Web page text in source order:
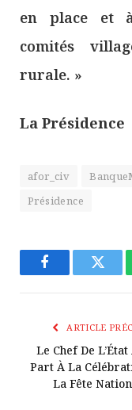
en place et à
comités
rurale. »
La Présidence
afor_civ
Présidence
Facebook
ARTICLE
Le Chef De
Part À La
La Fête